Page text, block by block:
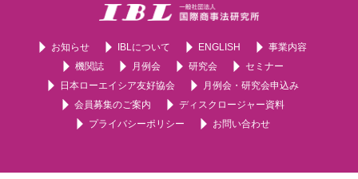
お知らせ IBLについて ENGLISH
事業内容
機関誌
月例会 研究会
セミナー
日本ローエイシア友好協会
月例会・研究会申込み
会員募集のご案内
ディスクロージャー資料
プライバシーポリシー
お問い合わせ